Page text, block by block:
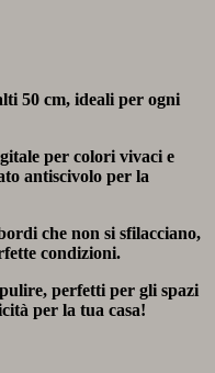
50 cm, ideali per ogni
per colori vivaci e
antiscivolo per la
che non si sfilacciano,
condizioni.
perfetti per gli spazi
per la tua casa!